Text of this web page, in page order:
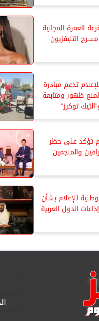
العمرة المجانية
التليفزيون
تدعم مبادرة
ظهور ومتابعة
توكرز”
تؤكد على حظر
والمنجمين
للإعلام بشأن
الدول العربية